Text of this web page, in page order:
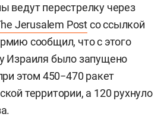
ведут перестрелку через
Jerusalem Postсо ссылкой
сообщил, что с этого
Израиля было запущено
этом 450−470 ракет
территории, а 120 рухнуло